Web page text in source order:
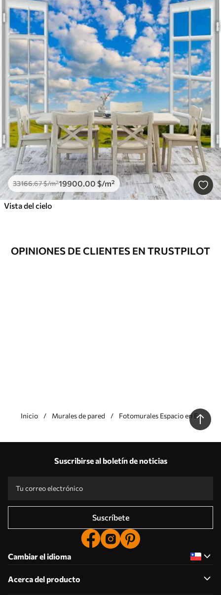
33166.67$/m²19900.00 $/m²
Vista del cielo
OPINIONES DE CLIENTES EN TRUSTPILOT
Inicio Murales de pared Fotomurales Espacio en
Producción según tallas individuales
Códigos promocionales con descuentos por pedido
Suscribirse al boletín de noticias
Suscríbete
Cambiar el idioma
Acerca del producto